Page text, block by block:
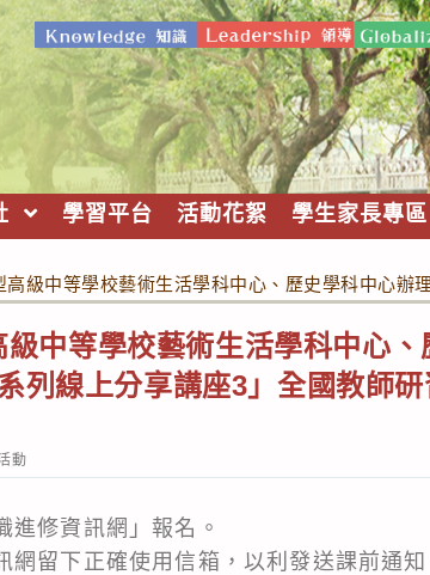
學習平台 活動花絮 學生家長專區
級中等學校藝術生活學科中心、歷史學科中心
中等學校藝術生活學科中心、
列線上分享講座3」全國教師
動
進修資訊網」報名。
留下正確使用信箱，以利發送課前通知